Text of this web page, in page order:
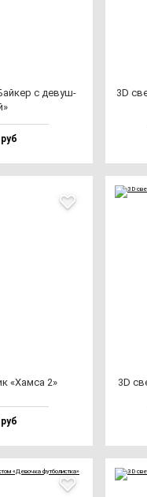
с де­вуш­
3D
«Хам­са 2» 3D